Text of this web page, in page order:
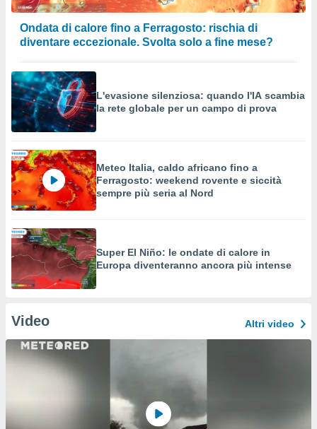
Ondata di calore fino a Ferragosto: rischia di
diventare eccezionale. Svolta solo a fine mese?
L'evasione silenziosa: quando l'IA scambia
la rete globale per un campo di prova
Meteo Italia, caldo africano fino a
Ferragosto: weekend rovente e siccità
sempre più seria al Nord
Super El Niño: le ondate di calore in
Europa diventeranno ancora più intense
Video Altri video